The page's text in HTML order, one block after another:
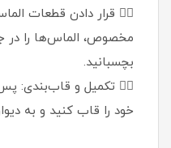
۳️⃣ قرار دادن قطعات
مخصوص، الماس‌ها را در
بچسبانید.
۴️⃣ تکمیل و قاب‌بندی:
خود را قاب کنید و به